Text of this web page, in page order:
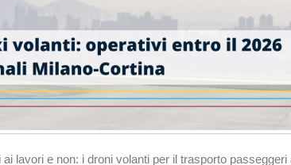
lavori e non: i droni volanti per il trasporto